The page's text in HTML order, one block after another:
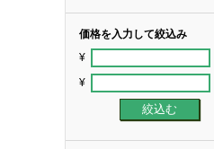
価格を入力して絞込み
¥
¥